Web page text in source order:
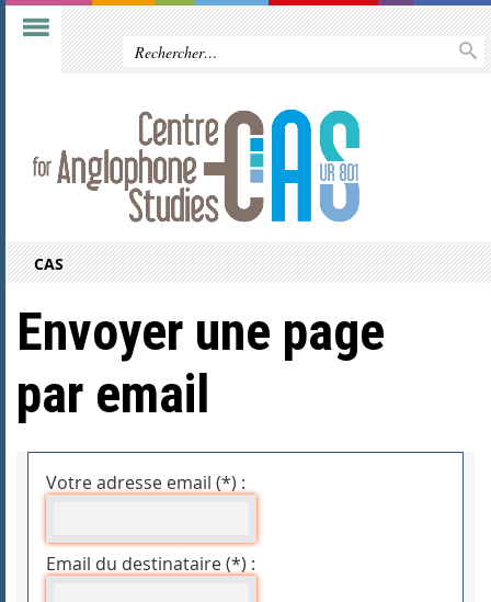
CAS
Envoyer une page
par email
Votre adresse email (*) :
Email du destinataire (*) :